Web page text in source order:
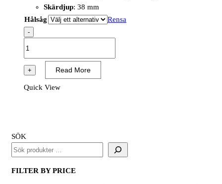
Skärdjup: 38 mm
Hålsåg
Rensa
-
Bi-
Cobolt
+ Read More
Quick View
SÖK
FILTER BY PRICE